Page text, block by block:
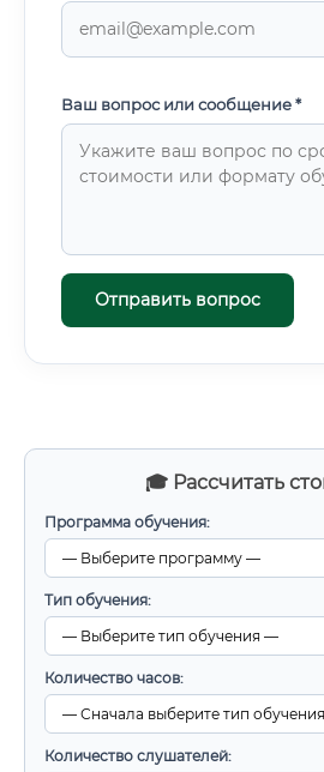
🎓 Рассчитать
Программа обучения:
Тип обучения:
Количество часов:
Количество слушателей:
Ваш вопрос или сообщение *
Отправить вопрос